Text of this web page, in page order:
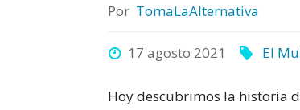
Por TomaLaAlternativa
17 agosto 2021 El
Hoy descubrimos la historia